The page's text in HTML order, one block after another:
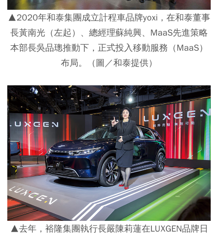
▲2020年和泰集團成立計程車品牌yoxi，在和泰董事
長黃南光（左起）、總經理蘇純興、MaaS先進策略
本部長吳品璁推動下，正式投入移動服務（MaaS）
布局。（圖／和泰提供）
▲去年，裕隆集團執行長嚴陳莉蓮在LUXGEN品牌日